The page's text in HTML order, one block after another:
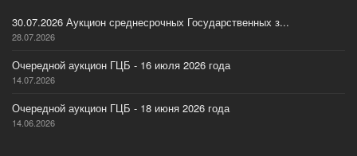
30.07.2026 Аукцион среднесрочных Государственных з...
28.07.2026
Очередной аукцион ГЦБ - 16 июля 2026 года
14.07.2026
Очередной аукцион ГЦБ - 18 июня 2026 года
14.06.2026